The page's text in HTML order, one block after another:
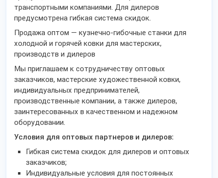
транспортными компаниями. Для дилеров
предусмотрена гибкая система скидок.
Продажа оптом — кузнечно-гибочные станки для
холодной и горячей ковки для мастерских,
производств и дилеров
Мы приглашаем к сотрудничеству оптовых
заказчиков, мастерские художественной ковки,
индивидуальных предпринимателей,
производственные компании, а также дилеров,
заинтересованных в качественном и надежном
оборудовании.
Условия для оптовых партнеров и дилеров:
Гибкая система скидок для дилеров и оптовых
заказчиков;
Индивидуальные условия для постоянных